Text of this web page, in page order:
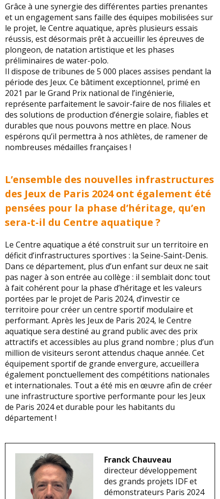
Grâce à une synergie des différentes parties prenantes
et un engagement sans faille des équipes mobilisées sur
le projet, le Centre aquatique, après plusieurs essais
réussis, est désormais prêt à accueillir les épreuves de
plongeon, de natation artistique et les phases
préliminaires de water-polo.
Il dispose de tribunes de 5 000 places assises pendant la
période des Jeux. Ce bâtiment exceptionnel, primé en
2021 par le Grand Prix national de l’ingénierie,
représente parfaitement le savoir-faire de nos filiales et
des solutions de production d’énergie solaire, fiables et
durables que nous pouvons mettre en place. Nous
espérons qu’il permettra à nos athlètes, de ramener de
nombreuses médailles françaises !
L’ensemble des nouvelles infrastructures
des Jeux de Paris 2024 ont également été
pensées pour la phase d’héritage, qu’en
sera-t-il du Centre aquatique ?
Le Centre aquatique a été construit sur un territoire en
déficit d’infrastructures sportives : la Seine-Saint-Denis.
Dans ce département, plus d’un enfant sur deux ne sait
pas nager à son entrée au collège : il semblait donc tout
à fait cohérent pour la phase d’héritage et les valeurs
portées par le projet de Paris 2024, d’investir ce
territoire pour créer un centre sportif modulaire et
performant. Après les Jeux de Paris 2024, le Centre
aquatique sera destiné au grand public avec des prix
attractifs et accessibles au plus grand nombre ; plus d’un
million de visiteurs seront attendus chaque année. Cet
équipement sportif de grande envergure, accueillera
également ponctuellement des compétitions nationales
et internationales. Tout a été mis en œuvre afin de créer
une infrastructure sportive performante pour les Jeux
de Paris 2024 et durable pour les habitants du
département !
Franck Chauveau
directeur développement
des grands projets IDF et
démonstrateurs Paris 2024